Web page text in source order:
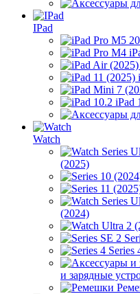
IPad
iPad
Watch
(2025)
(2024)
Series
и зарядные